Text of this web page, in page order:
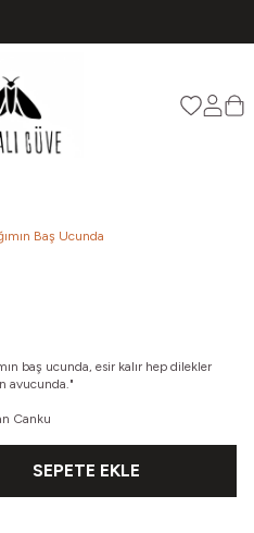
Favorilerim
Baş Ucunda
baş ucunda, esir kalır hep dilekler
avucunda."
Canku
SEPETE EKLE